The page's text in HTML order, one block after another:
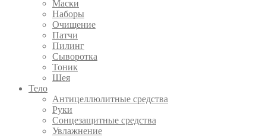
Маски
Наборы
Очищение
Патчи
Пилинг
Сыворотка
Тоник
Шея
Тело
Антицеллюлитные средства
Руки
Сонцезащитные средства
Увлажнение